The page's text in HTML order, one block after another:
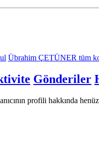
Übrahim ÇETÜNER tüm
Gönderiler
profili hakkında